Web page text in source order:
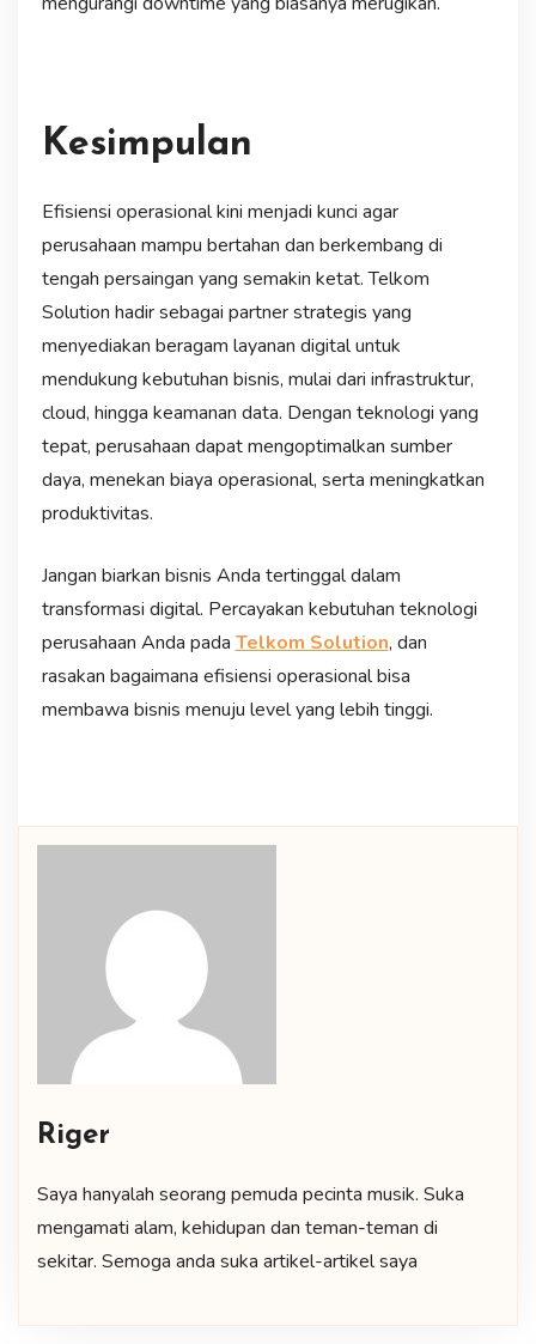
Kesimpulan
Efisiensi operasional kini menjadi kunci agar
perusahaan mampu bertahan dan berkembang di
tengah persaingan yang semakin ketat. Telkom
Solution hadir sebagai partner strategis yang
menyediakan beragam layanan digital untuk
mendukung kebutuhan bisnis, mulai dari infrastruktur,
cloud, hingga keamanan data. Dengan teknologi yang
tepat, perusahaan dapat mengoptimalkan sumber
daya, menekan biaya operasional, serta meningkatkan
produktivitas.
Jangan biarkan bisnis Anda tertinggal dalam
transformasi digital. Percayakan kebutuhan teknologi
perusahaan Anda pada Telkom Solution, dan
rasakan bagaimana efisiensi operasional bisa
membawa bisnis menuju level yang lebih tinggi.
Riger
Saya hanyalah seorang pemuda pecinta musik. Suka
mengamati alam, kehidupan dan teman-teman di
sekitar. Semoga anda suka artikel-artikel saya